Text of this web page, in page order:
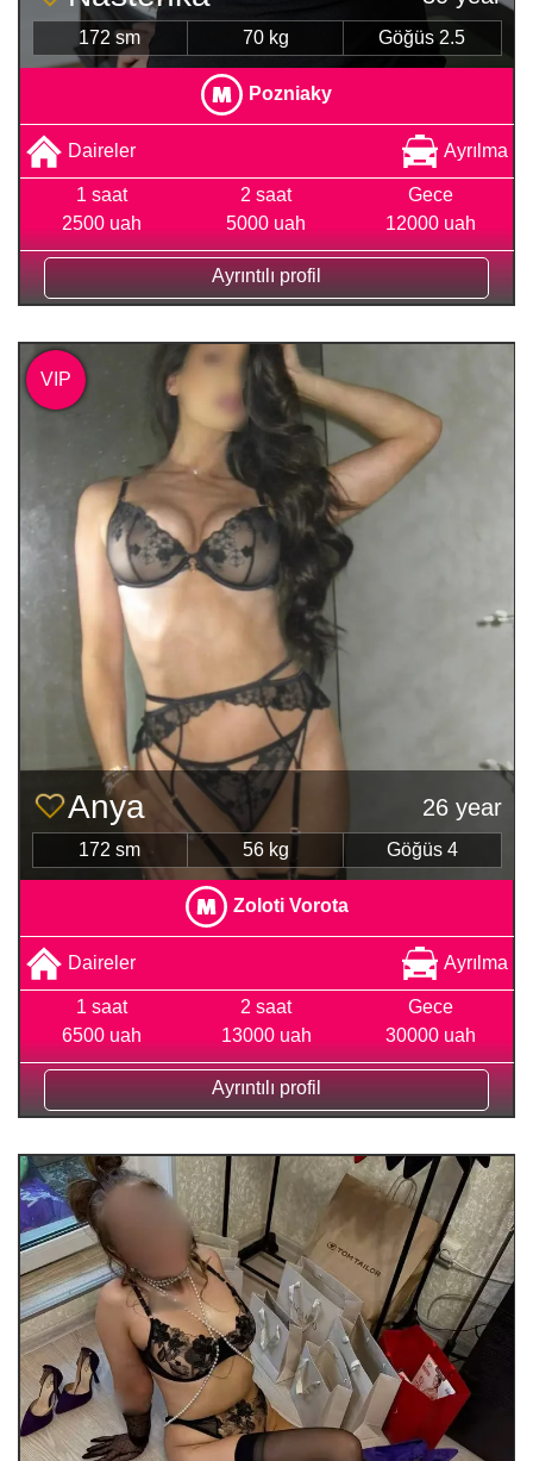
172 sm 70 kg Göğüs 2.5
Pozniaky
Daireler Ayrılma
1 saat
2500 uah
2 saat
5000 uah
Gece
12000 uah
Ayrıntılı profil
Anya 26 year
172 sm 56 kg Göğüs 4
Zoloti Vorota
Daireler Ayrılma
1 saat
6500 uah
2 saat
13000 uah
Gece
30000 uah
Ayrıntılı profil
VIP